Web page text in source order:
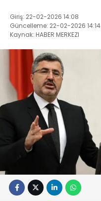
Giriş: 22-02-2026 14:08
Güncelleme: 22-02-2026 14:14
Kaynak: HABER MERKEZI